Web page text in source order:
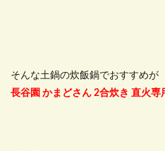
そんな土鍋の炊飯鍋でおすすめが
長谷園 かまどさん 2合炊き 直火専